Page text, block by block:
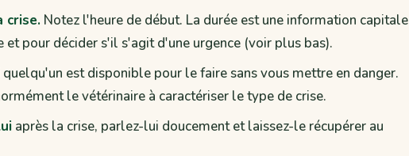
crise. Notez l'heure de début. La durée est une information capitale
et pour décider s'il s'agit d'une urgence (voir plus bas).
quelqu'un est disponible pour le faire sans vous mettre en danger.
le vétérinaire à caractériser le type de crise.
après la crise, parlez-lui doucement et laissez-le récupérer au